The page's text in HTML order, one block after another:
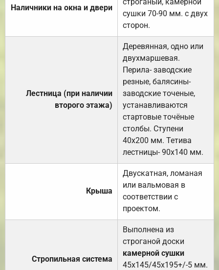
Наличники на окна и двери
сушки 70-90 мм. с двух
сторон.
Лестница (при наличии
второго этажа)
Деревянная, одно или
двухмаршевая.
Перила- заводские
резные, балясины-
заводские точеные,
устанавливаются
стартовые точёные
столбы. Ступени
40х200 мм. Тетива
лестницы- 90х140 мм.
Крыша
Двускатная, ломаная
или вальмовая в
соответствии с
проектом.
Стропильная система
Выполнена из
строганой доски
камерной сушки
45х145/45х195+/-5 мм.